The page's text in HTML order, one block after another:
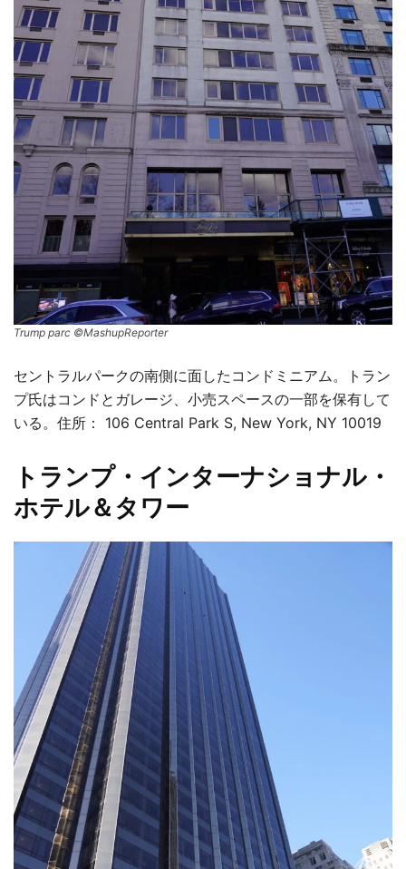
Trump parc ©MashupReporter
セントラルパークの南側に面したコンドミニアム。トラン
プ氏はコンドとガレージ、小売スペースの一部を保有して
いる。住所： 106 Central Park S, New York, NY 10019
トランプ・インターナショナル・
ホテル＆タワー